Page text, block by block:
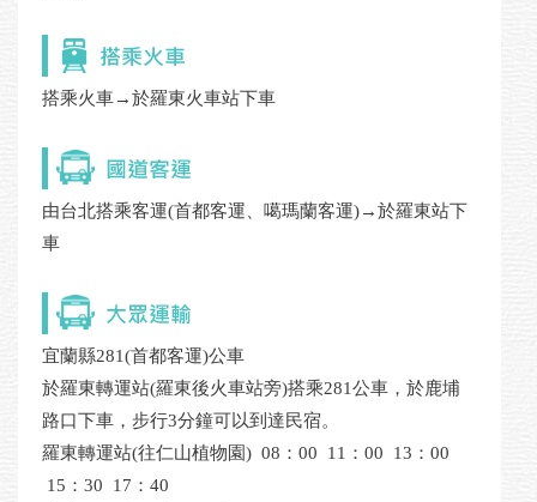
搭乘火車→於羅東火車站下車
由台北搭乘客運(首都客運、噶瑪蘭客運)→於羅東站下
車
宜蘭縣281(首都客運)公車
於羅東轉運站(羅東後火車站旁)搭乘281公車，於鹿埔
路口下車，步行3分鐘可以到達民宿。
羅東轉運站(往仁山植物園) 08：00 11：00 13：00
15：30 17：40